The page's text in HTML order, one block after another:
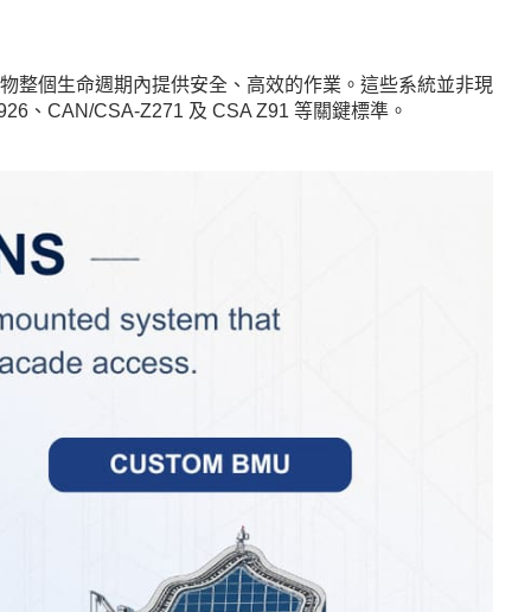
整個生命週期內提供安全、高效的作業。這些系統並非現
、CAN/CSA-Z271 及 CSA Z91 等關鍵標準。